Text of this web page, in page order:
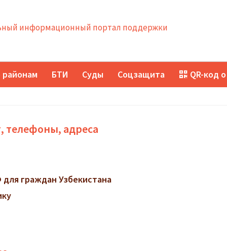
информационный портал поддержки
БТИ Суды Соцзащита QR-код
телефоны, адреса
граждан Узбекистана